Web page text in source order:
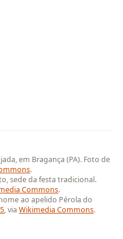
em Bragança (PA). Foto de
.
sede da festa tradicional.
Commons.
ao apelido Pérola do
, viaWikimedia Commons.